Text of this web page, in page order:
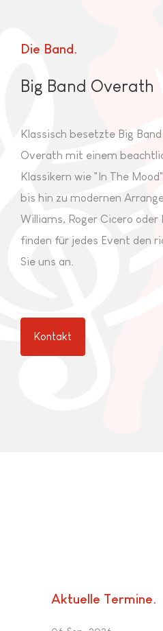
Die Band
Big Band Overath
Klassisch besetzte Big
Overath mit einem
Klassikern wie "In The
bis hin zu modernen
Williams, Roger Cicero oder
finden für jedes Event den
Sie uns an.
Kontakt
Aktuelle Termine